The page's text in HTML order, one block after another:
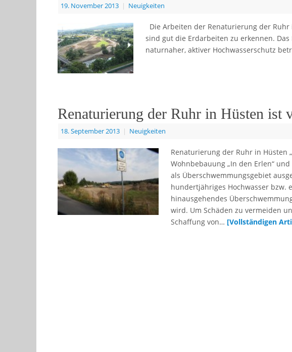
19. November 2013 | Neuigkeiten
Die Arbeiten der Renaturierung der
sind gut die Erdarbeiten zu erkennen.
naturnaher, aktiver Hochwasserschutz
Renaturierung der Ruhr in Hüsten ist
18. September 2013 | Neuigkeiten
Renaturierung der Ruhr in Hüsten
Wohnbebauung „In den Erlen“
als Überschwemmungsgebiet
hundertjähriges Hochwasser bzw.
hinausgehendes
wird. Um Schäden zu vermeiden
Schaffung von… [Vollständigen